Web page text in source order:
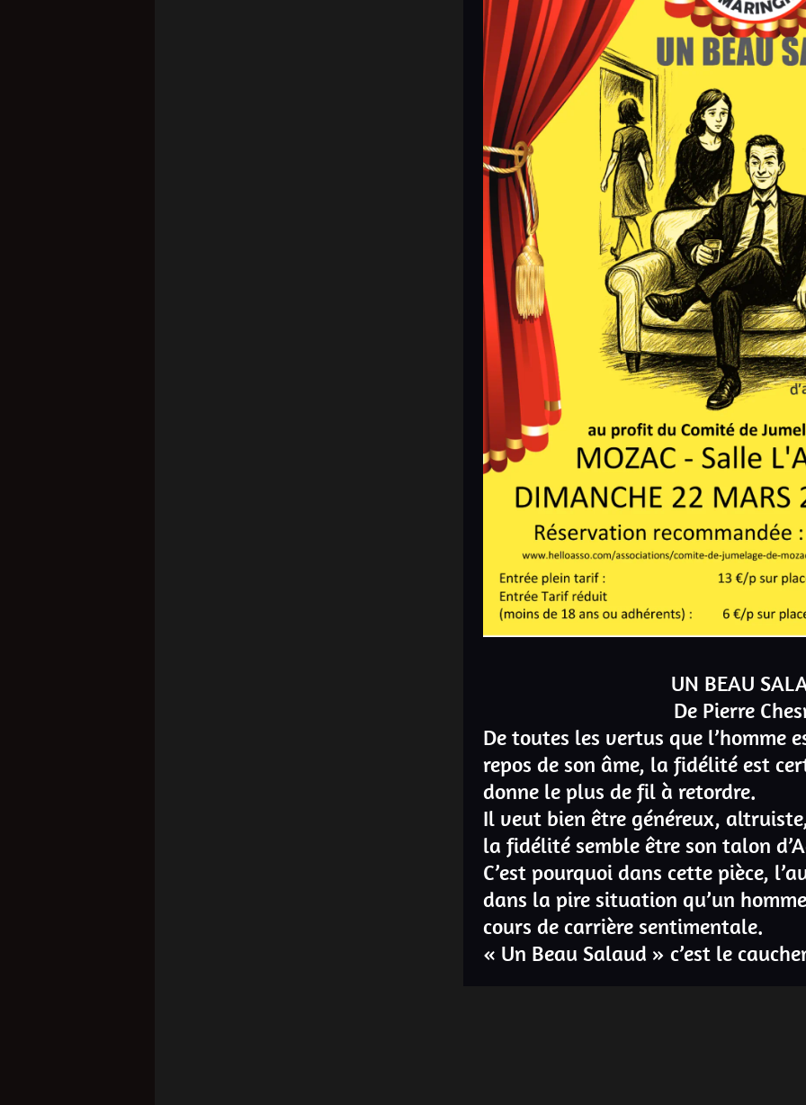
UN BEAU
De Pierre
De toutes les vertus que l’homme
repos de son âme, la fidélité est
donne le plus de fil à retordre.
Il veut bien être généreux,
la fidélité semble être son talon
C’est pourquoi dans cette pièce,
dans la pire situation qu’un
cours de carrière sentimentale.
« Un Beau Salaud » c’est le